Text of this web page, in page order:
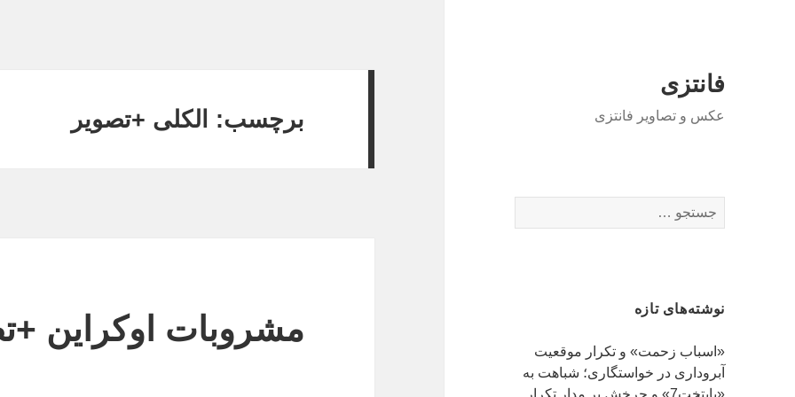
فانتزی
عکس و تصاویر فانتزی
س
ب
ا
ی
نوشته‌های تازه
«اسباب زحمت» و تکرار موقعیت
آبروداری در خواستگاری؛ شباهت به
برچسب: الکلی +تصویر
مشروبات اوکراین